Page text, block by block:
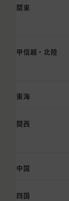
関東
甲信越・北陸
東海
関西
中国
四国